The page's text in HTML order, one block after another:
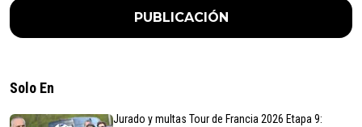
PUBLICACIÓN
Solo En
Jurado y multas Tour de Francia 2026 Etapa 9: